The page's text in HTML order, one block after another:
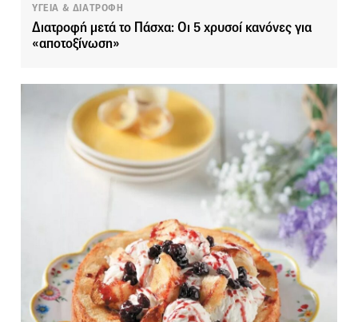
ΥΓΕΙΑ & ΔΙΑΤΡΟΦΗ
Διατροφή μετά το Πάσχα: Οι 5 χρυσοί κανόνες για
«αποτοξίνωση»